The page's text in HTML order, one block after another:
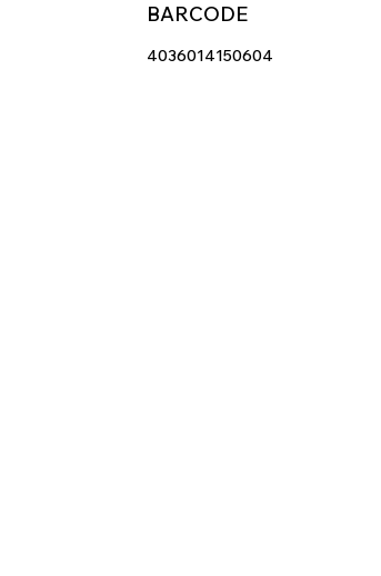
BARCODE
4036014150604